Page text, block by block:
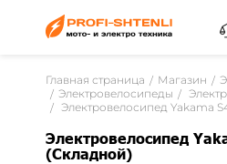
Главная страница Магазин
Электровелосипеды
Электровелосипед Yakama
Электровелосипед
(Складной)